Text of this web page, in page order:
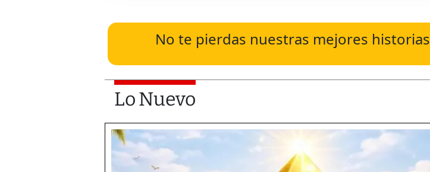
No te pierdas nuestras mejores historias
Lo Nuevo